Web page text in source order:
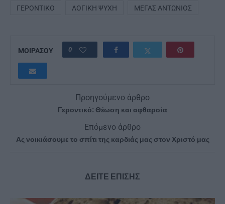
ΓΕΡΟΝΤΙΚΌ ΛΟΓΙΚΉ ΨΥΧΉ ΜΈΓΑΣ ΑΝΤΏΝΙΟΣ
ΜΟΙΡΑΣΟΥ 0
Προηγούμενο άρθρο
Γεροντικό: Θέωση και αφθαρσία
Επόμενο άρθρο
Ας νοικιάσουμε το σπίτι της καρδιάς μας στον Χριστό μας
ΔΕΙΤΕ ΕΠΙΣΗΣ